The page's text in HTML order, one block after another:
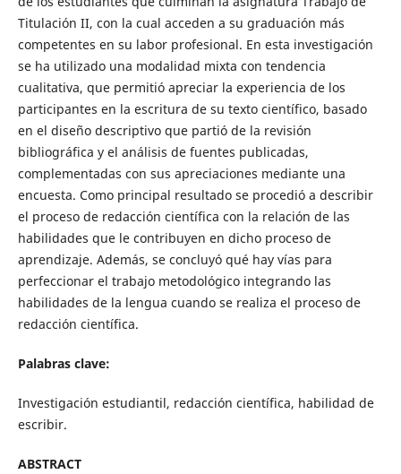
Titulación II, con la cual acceden a su graduación más
competentes en su labor profesional. En esta investigación
se ha utilizado una modalidad mixta con tendencia
cualitativa, que permitió apreciar la experiencia de los
participantes en la escritura de su texto científico, basado
en el diseño descriptivo que partió de la revisión
bibliográfica y el análisis de fuentes publicadas,
complementadas con sus apreciaciones mediante una
encuesta. Como principal resultado se procedió a describir
el proceso de redacción científica con la relación de las
habilidades que le contribuyen en dicho proceso de
aprendizaje. Además, se concluyó qué hay vías para
perfeccionar el trabajo metodológico integrando las
habilidades de la lengua cuando se realiza el proceso de
redacción científica.
Palabras clave:
Investigación estudiantil, redacción científica, habilidad de
escribir.
ABSTRACT